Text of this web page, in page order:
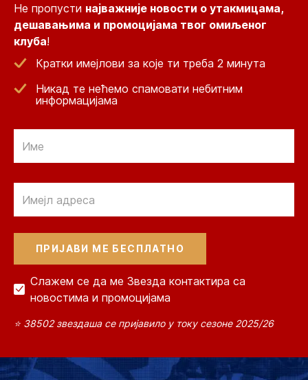
Не пропусти најважније новости о утакмицама,
дешавањима и промоцијама твог омиљеног
клуба!
Кратки имејлови за које ти треба 2 минута
Никад те нећемо спамовати небитним
информацијама
Слажем се да ме Звезда контактира са
новостима и промоцијама
⭐ 38502 звездаша се пријавило у току сезоне 2025/26